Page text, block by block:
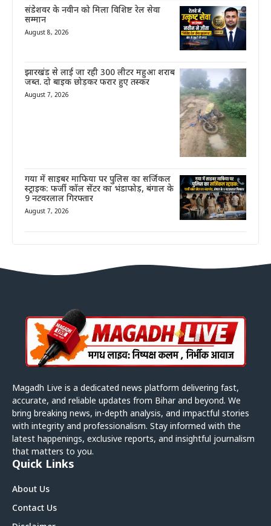
संडेशवर के नवीन को मिला विशिष्ट रेल सेवा
सम्मान
August 8, 2026
झारखंड से लाई जा रही 300 लीटर महुआ शराब
जब्त. दो बाइक छोड़कर फरार हुए तस्कर
August 7, 2026
गया में साइबर माफिया पर पुलिस का सर्जिकल
स्ट्राइक: फर्जी कॉल सेंटर का भंडाफोड़, बंगाल के
9 नटवरलाल गिरफ्तार
August 7, 2026
Magadh Live is a dedicated news platform delivering fast,
accurate, and reliable updates from Bihar and beyond. We
bring breaking news, in-depth analysis, and impactful stories
with integrity and professionalism. Stay informed with the
latest happenings, exclusive reports, and insightful journalism
that matters to you.
Quick Links
About Us
Contact Us